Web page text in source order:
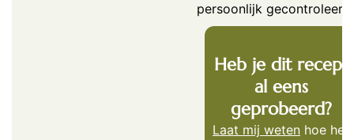
persoonlijk gecontroleerd.
Heb je dit recept
al eens
geprobeerd?
Laat mij weten hoe het